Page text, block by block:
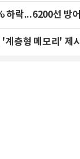
하락...6200선 방어
층형 메모리' 제시